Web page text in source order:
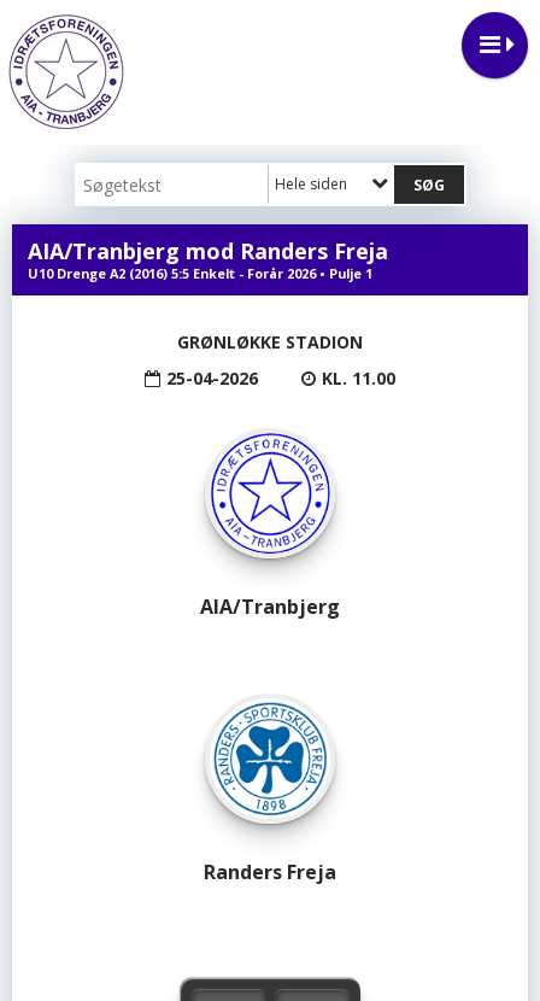
Hele siden
AIA/Tranbjerg mod Randers Freja
U10 Drenge A2 (2016) 5:5 Enkelt - Forår 2026 • Pulje 1
GRØNLØKKE STADION
25-04-2026
KL. 11.00
AIA/Tranbjerg
Randers Freja